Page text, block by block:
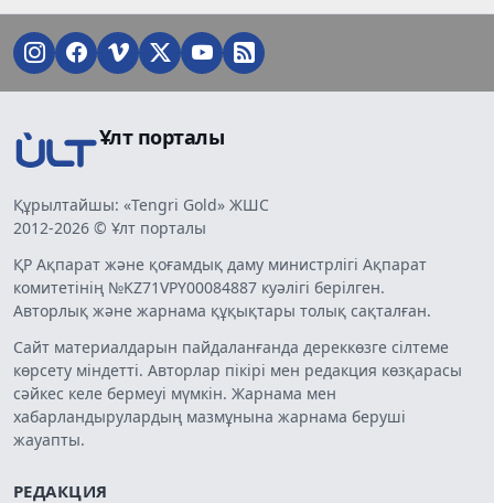
Ұлт порталы
Құрылтайшы: «Tengri Gold» ЖШС
2012-2026 © Ұлт порталы
ҚР Ақпарат және қоғамдық даму министрлігі Ақпарат
комитетінің №KZ71VPY00084887 куәлігі берілген.
Авторлық және жарнама құқықтары толық сақталған.
Сайт материалдарын пайдаланғанда дереккөзге сілтеме
көрсету міндетті. Авторлар пікірі мен редакция көзқарасы
сәйкес келе бермеуі мүмкін. Жарнама мен
хабарландырулардың мазмұнына жарнама беруші
жауапты.
РЕДАКЦИЯ